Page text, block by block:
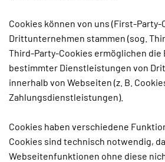
Cookies können von uns (First-Party-
Drittunternehmen stammen (sog.
Third-Party-Cookies ermöglichen die
bestimmter Dienstleistungen von
innerhalb von Webseiten (z. B.
Zahlungsdienstleistungen).
Cookies haben verschiedene
Cookies sind technisch notwendig,
Webseitenfunktionen ohne diese